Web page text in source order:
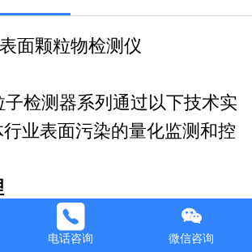
表面颗粒物检测仪
检测器系列通过以下技术实
业表面污染的量化监测和控
浮技术：采用先进界面技术，
流方式将附着在关键
电话咨询 微信咨询